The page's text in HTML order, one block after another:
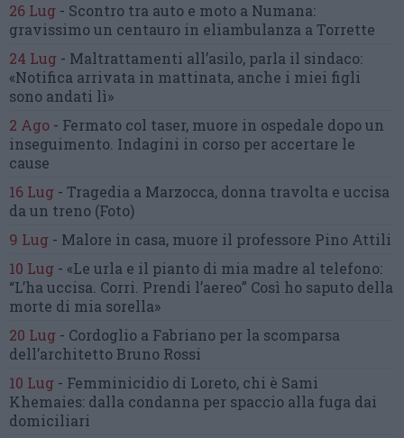
26 Lug - Scontro tra auto e moto a Numana:
gravissimo un centauro in eliambulanza a Torrette
24 Lug - Maltrattamenti all’asilo, parla il sindaco:
«Notifica arrivata in mattinata, anche i miei figli
sono andati lì»
2 Ago - Fermato col taser, muore in ospedale dopo un
inseguimento. Indagini in corso per accertare le
cause
16 Lug - Tragedia a Marzocca, donna travolta e uccisa
da un treno (Foto)
9 Lug - Malore in casa, muore il professore Pino Attili
10 Lug - «Le urla e il pianto di mia madre al telefono:
“L’ha uccisa. Corri. Prendi l’aereo” Così ho saputo della
morte di mia sorella»
20 Lug - Cordoglio a Fabriano per la scomparsa
dell’architetto Bruno Rossi
10 Lug - Femminicidio di Loreto, chi è Sami
Khemaies: dalla condanna per spaccio alla fuga dai
domiciliari